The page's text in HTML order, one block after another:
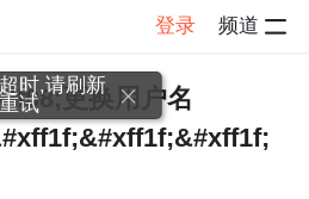
登录 频道
子详情
更换用户名
时,请刷新
试